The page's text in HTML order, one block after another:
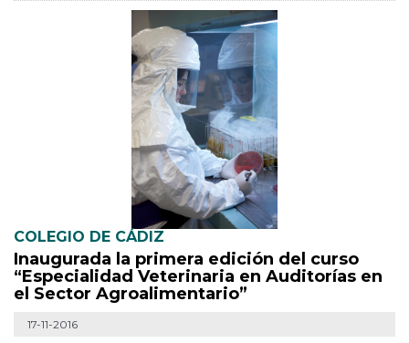
COLEGIO DE CÁDIZ
Inaugurada la primera edición del curso
“Especialidad Veterinaria en Auditorías en
el Sector Agroalimentario”
17-11-2016